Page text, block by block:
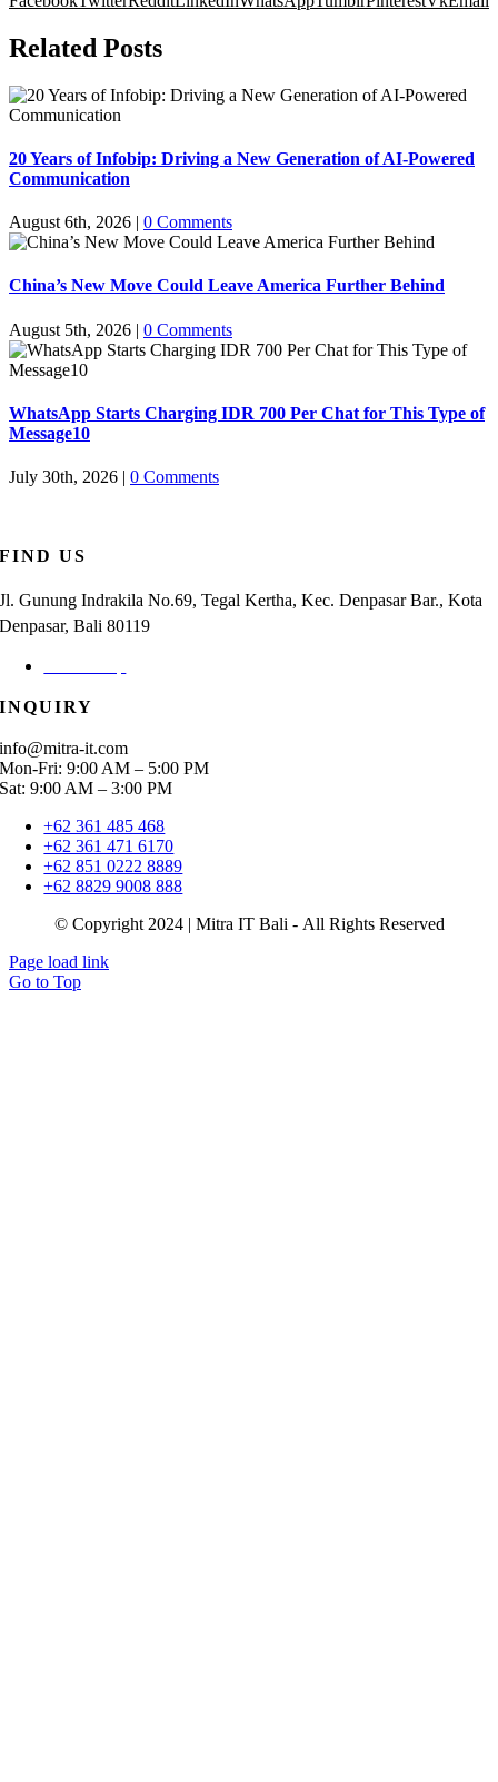
Related Posts
20 Years of Infobip: Driving a New Generation of AI-Powered
Communication
August 6th, 2026 | 0 Comments
China’s New Move Could Leave America Further Behind
August 5th, 2026 | 0 Comments
WhatsApp Starts Charging IDR 700 Per Chat for This Type of
Message10
July 30th, 2026 | 0 Comments
FIND US
Jl. Gunung Indrakila No.69, Tegal Kertha, Kec. Denpasar Bar., Kota
Denpasar, Bali 80119
INQUIRY
info@mitra-it.com
Mon-Fri: 9:00 AM – 5:00 PM
Sat: 9:00 AM – 3:00 PM
+62 361 485 468
+62 361 471 6170
+62 851 0222 8889
+62 8829 9008 888
© Copyright 2024 | Mitra IT Bali - All Rights Reserved
Page load link
Go to Top